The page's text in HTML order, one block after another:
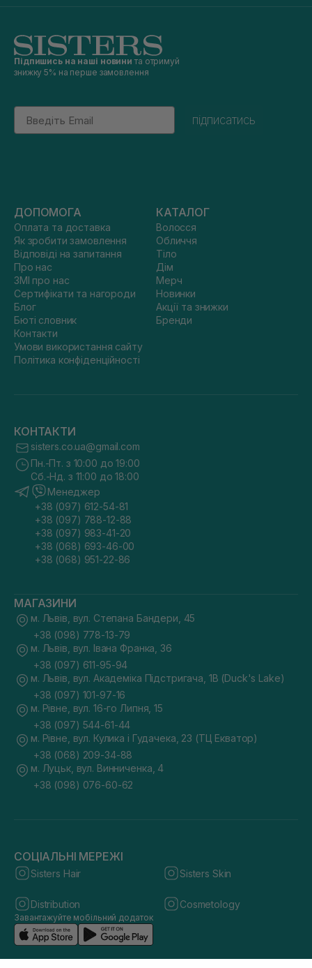
Підпишись на наші новини та отримуй
знижку 5% на перше замовлення
Email
підписатись
ДОПОМОГА
Оплата та доставка
Як зробити замовлення
Відповіді на запитання
Про нас
ЗМІ про нас
Сертифікати та нагороди
Блог
Бюті словник
Контакти
Умови використання сайту
Політика конфіденційності
КАТАЛОГ
Волосся
Обличчя
Тіло
Дім
Мерч
Новинки
Акції та знижки
Бренди
КОНТАКТИ
sisters.co.ua@gmail.com
Пн.-Пт. з 10:00 до 19:00
Сб.-Нд. з 11:00 до 18:00
Менеджер
+38 (097) 612-54-81
+38 (097) 788-12-88
+38 (097) 983-41-20
+38 (068) 693-46-00
+38 (068) 951-22-86
МАГАЗИНИ
м. Львів, вул. Степана Бандери, 45
+38 (098) 778-13-79
м. Львів, вул. Івана Франка, 36
+38 (097) 611-95-94
м. Львів, вул. Академіка Підстригача, 1В (Duck's Lake)
+38 (097) 101-97-16
м. Рівне, вул. 16-го Липня, 15
+38 (097) 544-61-44
м. Рівне, вул. Кулика і Гудачека, 23 (ТЦ Екватор)
+38 (068) 209-34-88
м. Луцьк, вул. Винниченка, 4
+38 (098) 076-60-62
СОЦІАЛЬНІ МЕРЕЖІ
Sisters Hair Sisters Skin
Distribution Cosmetology
Завантажуйте мобільний додаток